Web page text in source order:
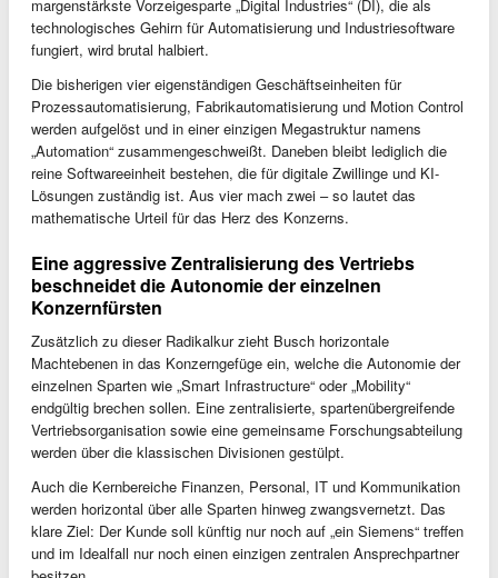
margenstärkste Vorzeigesparte „Digital Industries“ (DI), die als
technologisches Gehirn für Automatisierung und Industriesoftware
fungiert, wird brutal halbiert.
Die bisherigen vier eigenständigen Geschäftseinheiten für
Prozessautomatisierung, Fabrikautomatisierung und Motion Control
werden aufgelöst und in einer einzigen Megastruktur namens
„Automation“ zusammengeschweißt. Daneben bleibt lediglich die
reine Softwareeinheit bestehen, die für digitale Zwillinge und KI-
Lösungen zuständig ist. Aus vier mach zwei – so lautet das
mathematische Urteil für das Herz des Konzerns.
Eine aggressive Zentralisierung des Vertriebs
beschneidet die Autonomie der einzelnen
Konzernfürsten
Zusätzlich zu dieser Radikalkur zieht Busch horizontale
Machtebenen in das Konzerngefüge ein, welche die Autonomie der
einzelnen Sparten wie „Smart Infrastructure“ oder „Mobility“
endgültig brechen sollen. Eine zentralisierte, spartenübergreifende
Vertriebsorganisation sowie eine gemeinsame Forschungsabteilung
werden über die klassischen Divisionen gestülpt.
Auch die Kernbereiche Finanzen, Personal, IT und Kommunikation
werden horizontal über alle Sparten hinweg zwangsvernetzt. Das
klare Ziel: Der Kunde soll künftig nur noch auf „ein Siemens“ treffen
und im Idealfall nur noch einen einzigen zentralen Ansprechpartner